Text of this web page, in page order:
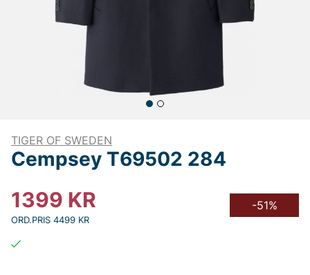
TIGER OF SWEDEN
Cempsey T69502 284
1399 KR
ORD.PRIS 4499 KR
-51%